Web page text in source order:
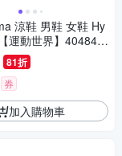
涼鞋 男鞋 女鞋 Hy
運動世界】404844
81折
券
加入購物車